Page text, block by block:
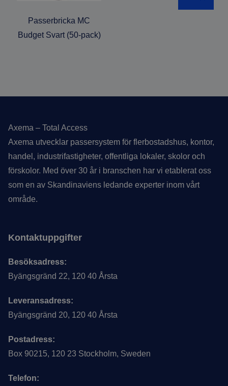
Passerbricka MC
Budget Svart (50-pack)
Axema – Total Access
Axema utvecklar passersystem för flerbostadshus, kontor,
handel, industrifastigheter, offentliga lokaler, skolor och
förskolor. Med över 30 år i branschen har vi etablerat oss
som en av Skandinaviens ledande experter inom vårt
område.
Kontaktuppgifter
Besöksadress:
Byängsgränd 22, 120 40 Årsta
Leveransadress:
Byängsgränd 20, 120 40 Årsta
Postadress:
Box 90215, 120 23 Stockholm, Sweden
Telefon: